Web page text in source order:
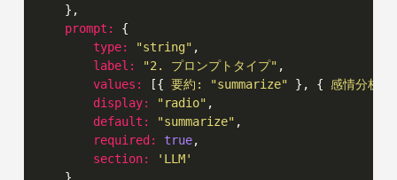
    },
prompt:
{
type:
"string" ,
label:
"2. プロンプトタイプ" ,
values:
[{ 要約: "summarize" }, { 感情分析:
display:
"radio" ,
default:
"summarize" ,
required:
true,
section:
'LLM'